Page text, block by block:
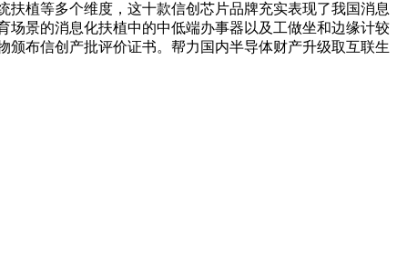
植等多个维度，这十款信创芯片品牌充实表现了我国消息
景的消息化扶植中的中低端办事器以及工做坐和边缘计较
布信创产批评价证书。帮力国内半导体财产升级取互联生